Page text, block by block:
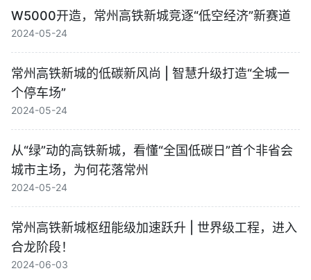
W5000开造，常州高铁新城竞逐“低空经济”新赛道
2024-05-24
常州高铁新城的低碳新风尚 | 智慧升级打造“全城一
个停车场”
2024-05-24
从“绿”动的高铁新城，看懂“全国低碳日”首个非省会
城市主场，为何花落常州
2024-05-24
常州高铁新城枢纽能级加速跃升 | 世界级工程，进入
合龙阶段！
2024-06-03